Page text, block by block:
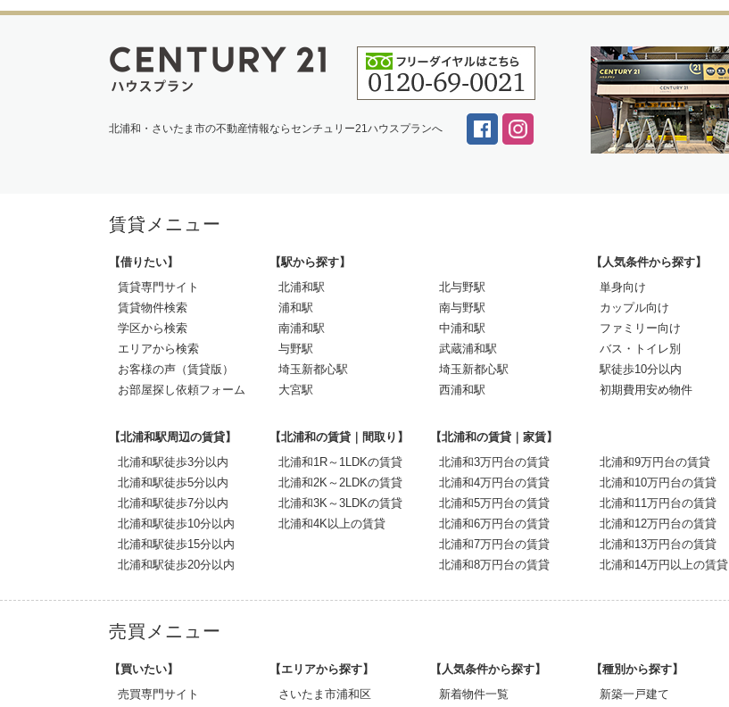
北浦和・さいたま市の不動産情報ならセンチュリー21ハウスプランへ
賃貸メニュー
【借りたい】
賃貸専門サイト
賃貸物件検索
学区から検索
エリアから検索
お客様の声（賃貸版）
お部屋探し依頼フォーム
【駅から探す】
北浦和駅
浦和駅
南浦和駅
与野駅
埼玉新都心駅
大宮駅
北与野駅
南与野駅
中浦和駅
武蔵浦和駅
埼玉新都心駅
西浦和駅
【人気条件から探す】
単身向け
カップル向け
ファミリー向け
バス・トイレ別
駅徒歩10分以内
初期費用安め物件
【北浦和駅周辺の賃貸】
北浦和駅徒歩3分以内
北浦和駅徒歩5分以内
北浦和駅徒歩7分以内
北浦和駅徒歩10分以内
北浦和駅徒歩15分以内
北浦和駅徒歩20分以内
【北浦和の賃貸｜間取り】
北浦和1R～1LDKの賃貸
北浦和2K～2LDKの賃貸
北浦和3K～3LDKの賃貸
北浦和4K以上の賃貸
【北浦和の賃貸｜家賃】
北浦和3万円台の賃貸
北浦和4万円台の賃貸
北浦和5万円台の賃貸
北浦和6万円台の賃貸
北浦和7万円台の賃貸
北浦和8万円台の賃貸
北浦和9万円台の賃貸
北浦和10万円台の賃貸
北浦和11万円台の賃貸
北浦和12万円台の賃貸
北浦和13万円台の賃貸
北浦和14万円以上の賃貸
売買メニュー
【買いたい】
売買専門サイト
【エリアから探す】
さいたま市浦和区
【人気条件から探す】
新着物件一覧
【種別から探す】
新築一戸建て